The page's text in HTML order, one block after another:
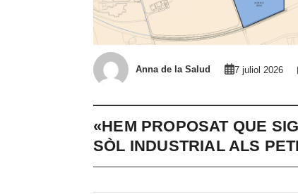
Anna de la Salud 7 juliol 2026
«HEM PROPOSAT QUE
SÒL INDUSTRIAL ALS